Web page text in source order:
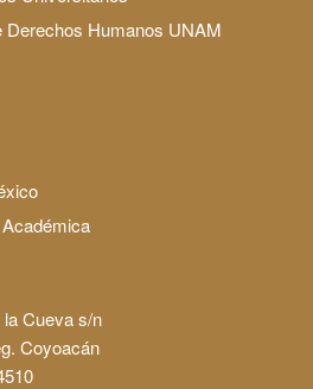
Derechos Humanos UNAM
Cueva s/n
Coyoacán